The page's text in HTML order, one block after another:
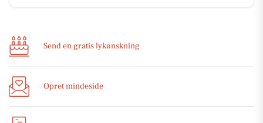
Send en gratis lykønskning
Opret mindeside